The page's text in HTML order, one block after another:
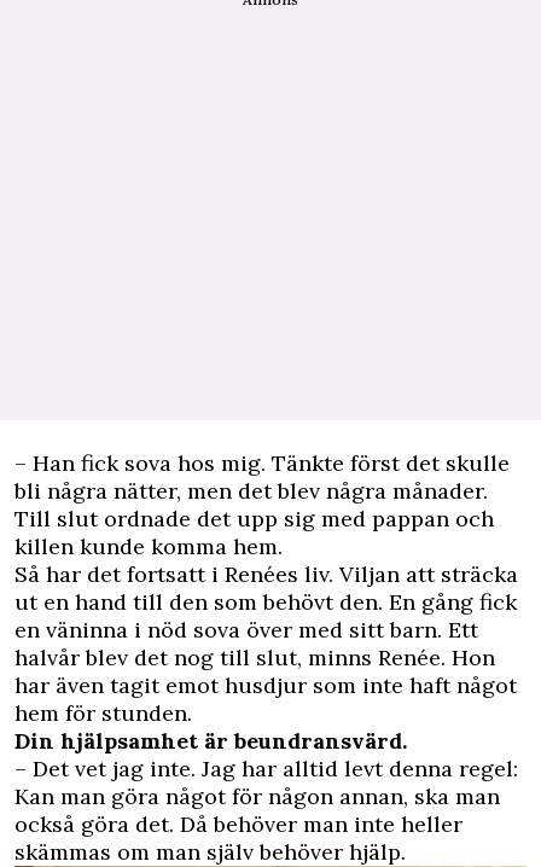
– Han fick sova hos mig. Tänkte först det skulle
bli några nätter, men det blev några månader.
Till slut ordnade det upp sig med pappan och
killen kunde komma hem.
Så har det fortsatt i Renées liv. Viljan att sträcka
ut en hand till den som behövt den. En gång fick
en väninna i nöd sova över med sitt barn. Ett
halvår blev det nog till slut, minns Renée. Hon
har även tagit emot husdjur som inte haft något
hem för stunden.
Din hjälpsamhet är beundransvärd.
– Det vet jag inte. Jag har alltid levt denna regel:
Kan man göra något för någon annan, ska man
också göra det. Då behöver man inte heller
skämmas om man själv behöver hjälp.